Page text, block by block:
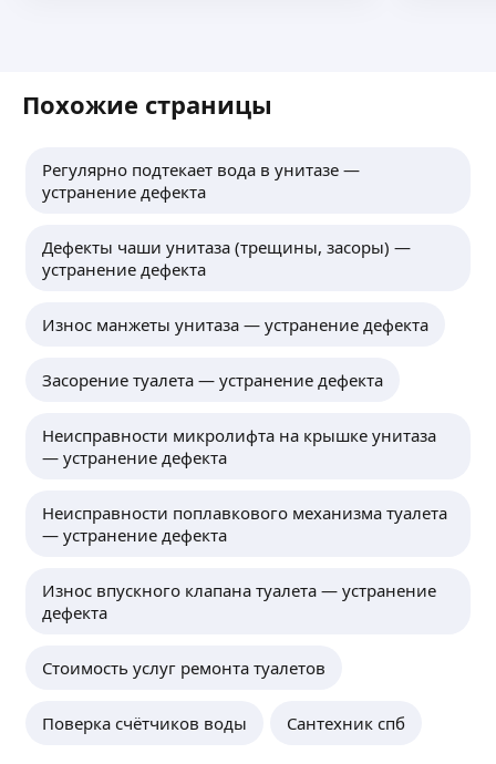
Похожие страницы
Регулярно подтекает вода в унитазе —
устранение дефекта
Дефекты чаши унитаза (трещины, засоры) —
устранение дефекта
Износ манжеты унитаза — устранение дефекта
Засорение туалета — устранение дефекта
Неисправности микролифта на крышке унитаза
— устранение дефекта
Неисправности поплавкового механизма туалета
— устранение дефекта
Износ впускного клапана туалета — устранение
дефекта
Стоимость услуг ремонта туалетов
Поверка счётчиков воды Сантехник спб